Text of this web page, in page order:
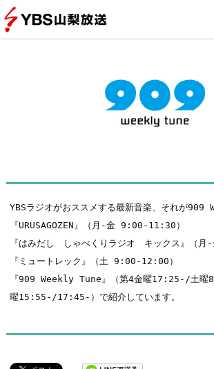
YBSラジオがおススメする最新音楽、それが
『URUSAGOZEN』（月-金 9:00-11:30）
『はみだし しゃべくりラジオ キックス』（
『ミュートレック』（土 9:00-12:00）
『909 Weekly Tune』（第4金曜17:25-/土
曜15:55-/17:45-）で紹介しています。